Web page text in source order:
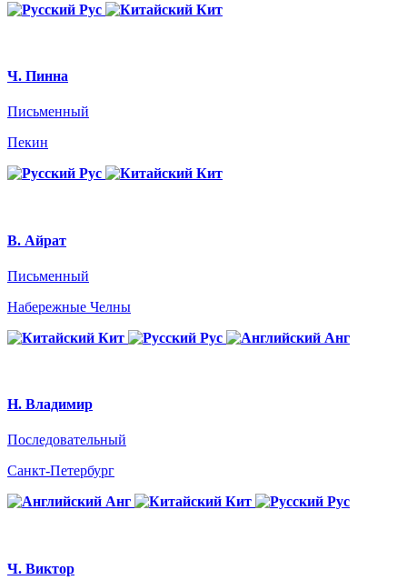
Рус
Кит
Ч. Пинна
Письменный
Пекин
Рус
Кит
В. Айрат
Письменный
Набережные Челны
Кит
Рус Анг
Н. Владимир
Последовательный
Санкт-Петербург
Анг
Кит Рус
Ч. Виктор